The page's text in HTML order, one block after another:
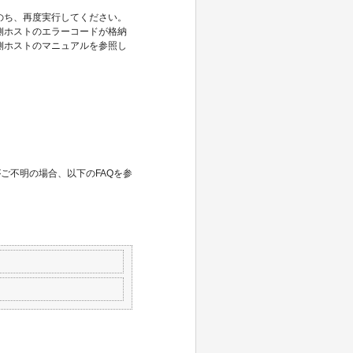
、再度実行してください。
ストのエラーコードが格納
ストのマニュアルを参照し
不明の場合、以下のFAQを参